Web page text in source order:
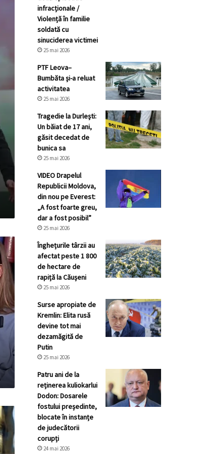
infracționale /
Violență în familie
soldată cu
sinuciderea victimei
25 mai 2026
PTF Leova–
Bumbăta și-a reluat
activitatea
25 mai 2026
Tragedie la Durlești:
Un băiat de 17 ani,
găsit decedat de
bunica sa
25 mai 2026
VIDEO Drapelul
Republicii Moldova,
din nou pe Everest:
„A fost foarte greu,
dar a fost posibil”
25 mai 2026
Înghețurile târzii au
afectat peste 1 800
de hectare de
rapiță la Căușeni
25 mai 2026
Surse apropiate de
Kremlin: Elita rusă
devine tot mai
dezamăgită de
Putin
25 mai 2026
Patru ani de la
reținerea kuliokarlui
Dodon: Dosarele
fostului președinte,
blocate în instanțe
de judecătorii
corupți
24 mai 2026